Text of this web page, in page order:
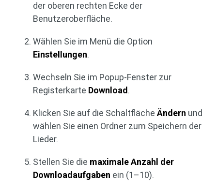
der oberen rechten Ecke der
Benutzeroberfläche.
Wählen Sie im Menü die Option
Einstellungen.
Wechseln Sie im Popup-Fenster zur
Registerkarte Download .
Klicken Sie auf die Schaltfläche Ändern und
wählen Sie einen Ordner zum Speichern der
Lieder.
Stellen Sie die maximale Anzahl der
Downloadaufgaben ein (1–10).